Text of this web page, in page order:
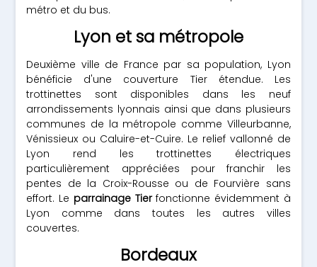
métro et du bus.
Lyon et sa métropole
Deuxième ville de France par sa population, Lyon
bénéficie d'une couverture Tier étendue. Les
trottinettes sont disponibles dans les neuf
arrondissements lyonnais ainsi que dans plusieurs
communes de la métropole comme Villeurbanne,
Vénissieux ou Caluire-et-Cuire. Le relief vallonné de
Lyon rend les trottinettes électriques
particulièrement appréciées pour franchir les
pentes de la Croix-Rousse ou de Fourvière sans
effort. Le parrainage Tierfonctionne évidemment à
Lyon comme dans toutes les autres villes
couvertes.
Bordeaux